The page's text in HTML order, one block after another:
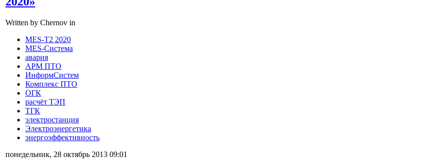
Written by Chernov in
MES-T2 2020
MES-Система
авария
АРМ ПТО
ИнформСистем
Комплекс ПТО
ОГК
расчёт ТЭП
ТГК
электростанция
Электроэнергетика
энергоэффективность
понедельник, 28 октябрь 2013 09:01